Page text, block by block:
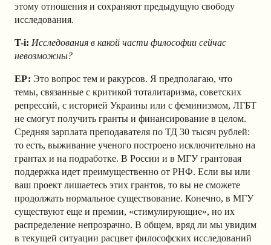
этому отношения и сохраняют предыдущую свободу
исследования.
T-i: Исследования в какой части философии сейчас
невозможны?
ЕР: Это вопрос тем и ракурсов. Я предполагаю, что
темы, связанные с критикой тоталитаризма, советских
репрессий, с историей Украины или с феминизмом, ЛГБТ
не смогут получить гранты и финансирование в целом.
Cредняя зарплата преподавателя по ТД 30 тысяч рублей:
то есть, выживание ученого построено исключительно на
грантах и на подработке. В России и в МГУ грантовая
поддержка идет преимущественно от РНФ. Если вы или
ваш проект лишаетесь этих грантов, то вы не сможете
продолжать нормальное существование. Конечно, в МГУ
существуют еще и премии, «стимулирующие», но их
распределение непрозрачно. В общем, вряд ли мы увидим
в текущей ситуации расцвет философских исследований